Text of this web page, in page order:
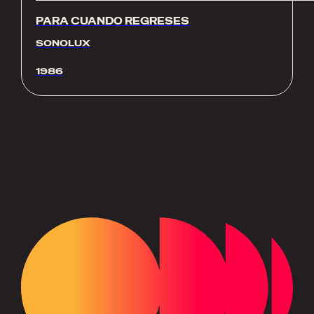
PARA CUANDO REGRESES
SONOLUX
1986